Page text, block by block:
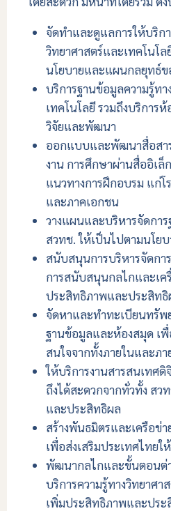
จัดทำและดูแลการให้บริก
วิทยาศาสตร์และเทคโนโ
นโยบายและแผนกลยุทธ์ข
บริการฐานข้อมูลความรู้ท
เทคโนโลยี รวมถึงบริการ
วิจัยและพัฒนา
ออกแบบและพัฒนาสื่อสา
งาน การศึกษาผ่านสื่ออิเ
แนวทางการฝึกอบรม แก่โ
และภาคเอกชน
วางแผนและบริหารจัดกา
สวทช. ให้เป็นไปตามนโย
สนับสนุนการบริหารจัดกา
การสนับสนุนกลไกและเค
ประสิทธิภาพและประสิทธิ
จัดหาและทำทะเบียนทรัพ
ฐานข้อมูลและห้องสมุด เ
สนใจจากทั้งภายในและภ
ให้บริการงานสารสนเทศ
ถึงได้สะดวกจากทั่วทั้ง สว
และประสิทธิผล
สร้างพันธมิตรและเครือข่
เพื่อส่งเสริมประเทศไทยใ
พัฒนากลไกและขั้นตอนต่
บริการความรู้ทางวิทยาศา
เพิ่มประสิทธิภาพและปร